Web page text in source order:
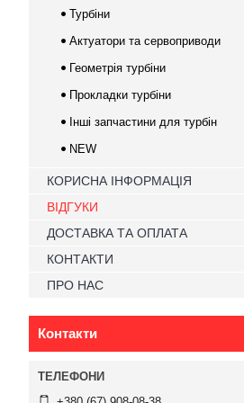
Турбіни
Актуатори та сервоприводи
Геометрія турбіни
Прокладки турбіни
Інші запчастини для турбін
NEW
КОРИСНА ІНФОРМАЦІЯ
ВІДГУКИ
ДОСТАВКА ТА ОПЛАТА
КОНТАКТИ
ПРО НАС
Контакти